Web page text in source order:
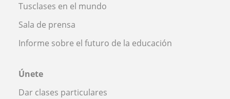
Tusclases en el mundo
Sala de prensa
Informe sobre el futuro de la educación
Únete
Dar clases particulares